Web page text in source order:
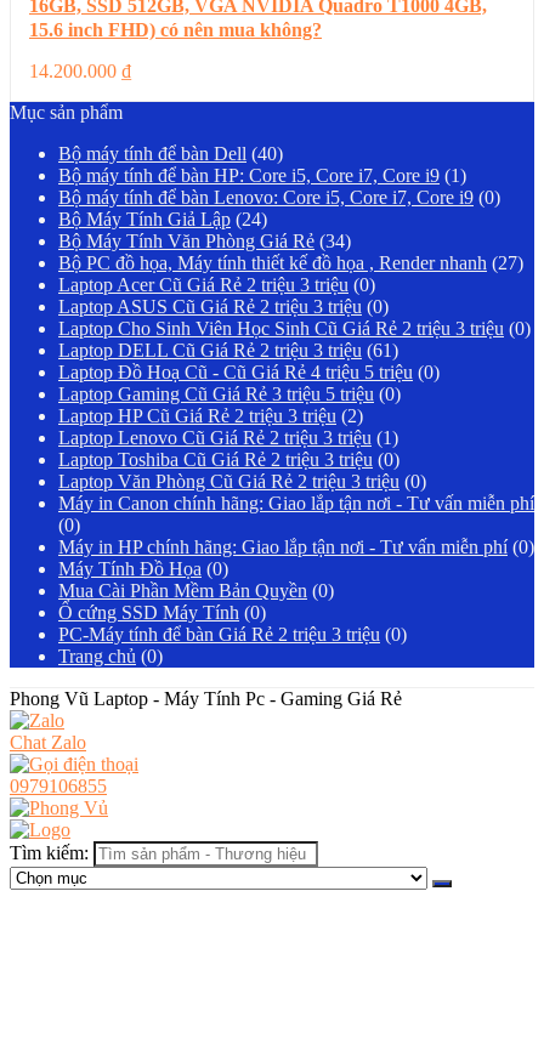
16GB, SSD 512GB, VGA NVIDIA Quadro T1000 4GB,
15.6 inch FHD) có nên mua không?
14.200.000 ₫
Mục sản phẩm
Bộ máy tính để bàn Dell (40)
Bộ máy tính để bàn HP: Core i5, Core i7, Core i9 (1)
Bộ máy tính để bàn Lenovo: Core i5, Core i7, Core i9 (0)
Bộ Máy Tính Giả Lập (24)
Bộ Máy Tính Văn Phòng Giá Rẻ (34)
Bộ PC đồ họa, Máy tính thiết kế đồ họa , Render nhanh (27)
Laptop Acer Cũ Giá Rẻ 2 triệu 3 triệu (0)
Laptop ASUS Cũ Giá Rẻ 2 triệu 3 triệu (0)
Laptop Cho Sinh Viên Học Sinh Cũ Giá Rẻ 2 triệu 3 triệu (0)
Laptop DELL Cũ Giá Rẻ 2 triệu 3 triệu (61)
Laptop Đồ Hoạ Cũ - Cũ Giá Rẻ 4 triệu 5 triệu (0)
Laptop Gaming Cũ Giá Rẻ 3 triệu 5 triệu (0)
Laptop HP Cũ Giá Rẻ 2 triệu 3 triệu (2)
Laptop Lenovo Cũ Giá Rẻ 2 triệu 3 triệu (1)
Laptop Toshiba Cũ Giá Rẻ 2 triệu 3 triệu (0)
Laptop Văn Phòng Cũ Giá Rẻ 2 triệu 3 triệu (0)
Máy in Canon chính hãng: Giao lắp tận nơi - Tư vấn miễn phí
(0)
Máy in HP chính hãng: Giao lắp tận nơi - Tư vấn miễn phí (0)
Máy Tính Đồ Họa (0)
Mua Cài Phần Mềm Bản Quyền (0)
Ổ cứng SSD Máy Tính (0)
PC-Máy tính để bàn Giá Rẻ 2 triệu 3 triệu (0)
Trang chủ (0)
Phong Vũ Laptop - Máy Tính Pc - Gaming Giá Rẻ
Chat Zalo
0979106855
Tìm kiếm: